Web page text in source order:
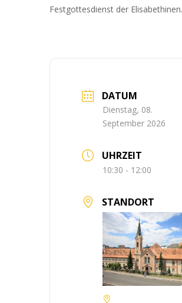
Festgottesdienst der Elisabethinen.
DATUM
Dienstag, 08.
September 2026
UHRZEIT
10:30 - 12:00
STANDORT